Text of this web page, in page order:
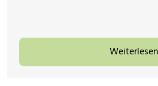
Weiterlesen